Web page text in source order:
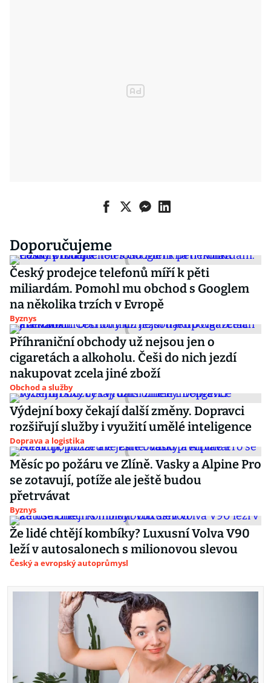
Doporučujeme
Český prodejce telefonů míří k pěti
miliardám. Pomohl mu obchod s Googlem
na několika trzích v Evropě
Byznys
Příhraniční obchody už nejsou jen o
cigaretách a alkoholu. Češi do nich jezdí
nakupovat zcela jiné zboží
Obchod a služby
Výdejní boxy čekají další změny. Dopravci
rozšiřují služby i využití umělé inteligence
Doprava a logistika
Měsíc po požáru ve Zlíně. Vasky a Alpine Pro
se zotavují, potíže ale ještě budou
přetrvávat
Byznys
Že lidé chtějí kombíky? Luxusní Volva V90
leží v autosalonech s milionovou slevou
Český a evropský autoprůmysl